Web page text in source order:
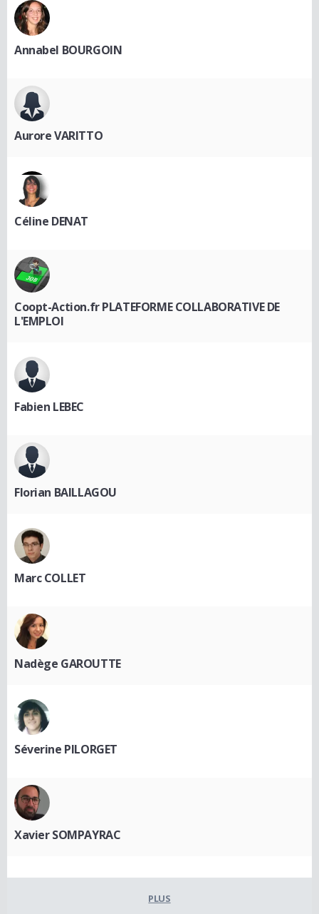
Annabel BOURGOIN
Aurore VARITTO
Céline DENAT
Coopt-Action.fr PLATEFORME COLLABORATIVE DE
L'EMPLOI
Fabien LEBEC
Florian BAILLAGOU
Marc COLLET
Nadège GAROUTTE
Séverine PILORGET
Xavier SOMPAYRAC
PLUS